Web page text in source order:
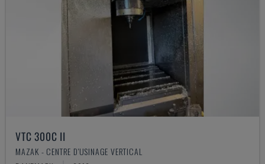
VTC 300C II
MAZAK - CENTRE D'USINAGE VERTICAL